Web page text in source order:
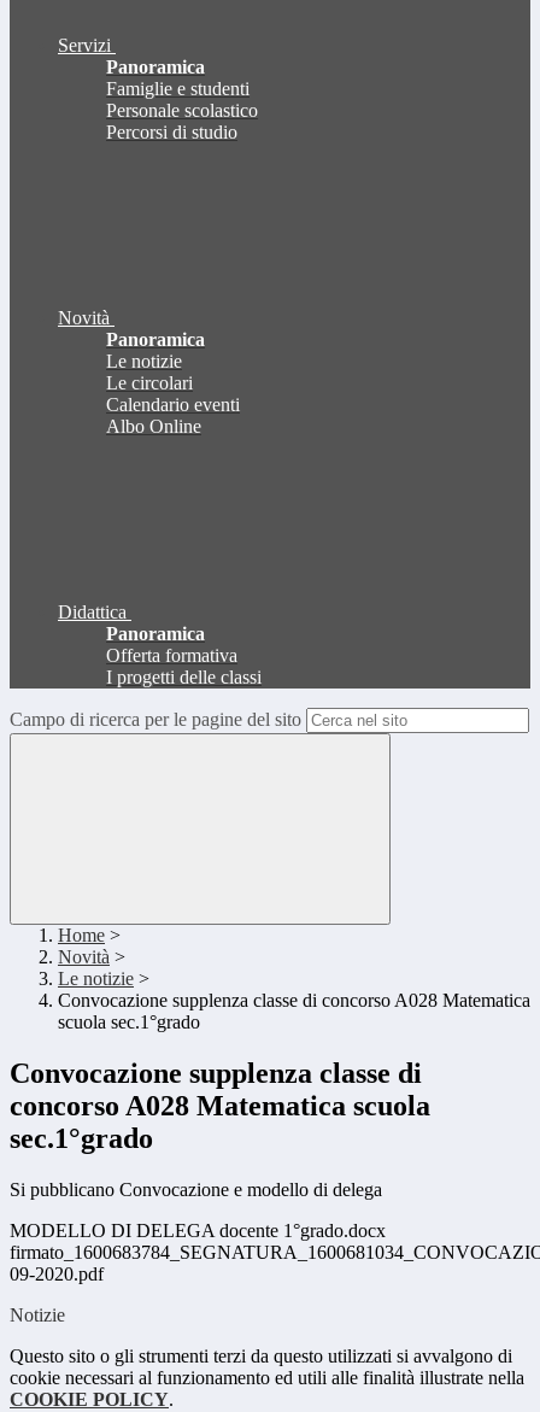
Servizi
Panoramica
Famiglie e studenti
Personale scolastico
Percorsi di studio
Novità
Panoramica
Le notizie
Le circolari
Calendario eventi
Albo Online
Didattica
Panoramica
Offerta formativa
I progetti delle classi
Campo di ricerca per le pagine del sito
Home >
Novità >
Le notizie >
Convocazione supplenza classe di concorso A028 Matematica
scuola sec.1°grado
Convocazione supplenza classe di
concorso A028 Matematica scuola
sec.1°grado
Si pubblicano Convocazione e modello di delega
MODELLO DI DELEGA docente 1°grado.docx
09-2020.pdf
Notizie
Questo sito o gli strumenti terzi da questo utilizzati si avvalgono di
cookie necessari al funzionamento ed utili alle finalità illustrate nella
COOKIE POLICY.